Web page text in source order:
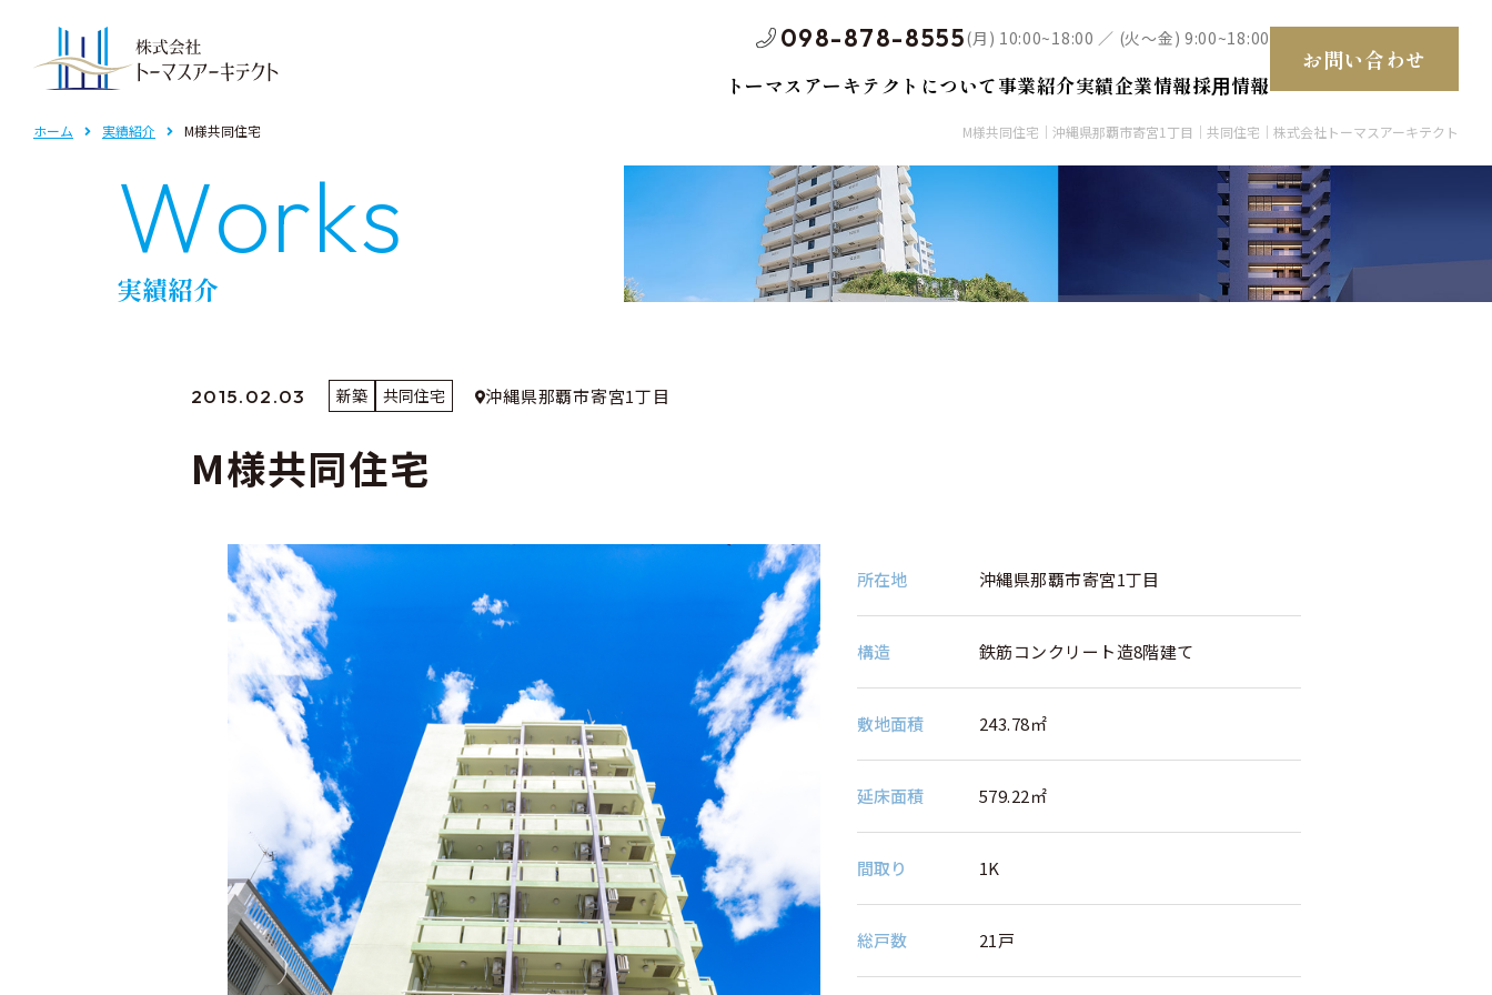
098-878-8555(月) 10:00~18:00 ／ (火～金) 9:00~18:00
トーマスアーキテクトについて事業紹介
事業紹介TOP
共同住宅 テナントビル
実績企業情報採⽤情報
お問い合わせ
ホーム 実績紹介 M様共同住宅 M様共同住宅｜沖縄県那覇市寄宮1丁目｜共同住宅｜株式会社トーマスアーキテクト
実績紹介
Works
2015.02.03 新築 共同住宅 沖縄県那覇市寄宮1丁目
M様共同住宅
所在地 沖縄県那覇市寄宮1丁目
構造 鉄筋コンクリート造8階建て
敷地⾯積 243.78㎡
延床⾯積 579.22㎡
間取り 1K
総⼾数 21戸